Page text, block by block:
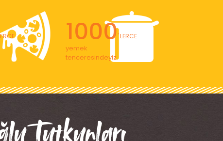
1000' LERCE
yemek
tenceresindeyiz